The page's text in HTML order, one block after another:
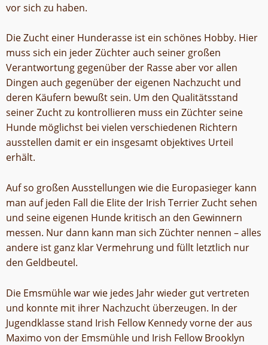
vor sich zu haben.
Die Zucht einer Hunderasse ist ein schönes Hobby. Hier
muss sich ein jeder Züchter auch seiner großen
Verantwortung gegenüber der Rasse aber vor allen
Dingen auch gegenüber der eigenen Nachzucht und
deren Käufern bewußt sein. Um den Qualitätsstand
seiner Zucht zu kontrollieren muss ein Züchter seine
Hunde möglichst bei vielen verschiedenen Richtern
ausstellen damit er ein insgesamt objektives Urteil
erhält.
Auf so großen Ausstellungen wie die Europasieger kann
man auf jeden Fall die Elite der Irish Terrier Zucht sehen
und seine eigenen Hunde kritisch an den Gewinnern
messen. Nur dann kann man sich Züchter nennen – alles
andere ist ganz klar Vermehrung und füllt letztlich nur
den Geldbeutel.
Die Emsmühle war wie jedes Jahr wieder gut vertreten
und konnte mit ihrer Nachzucht überzeugen. In der
Jugendklasse stand Irish Fellow Kennedy vorne der aus
Maximo von der Emsmühle und Irish Fellow Brooklyn